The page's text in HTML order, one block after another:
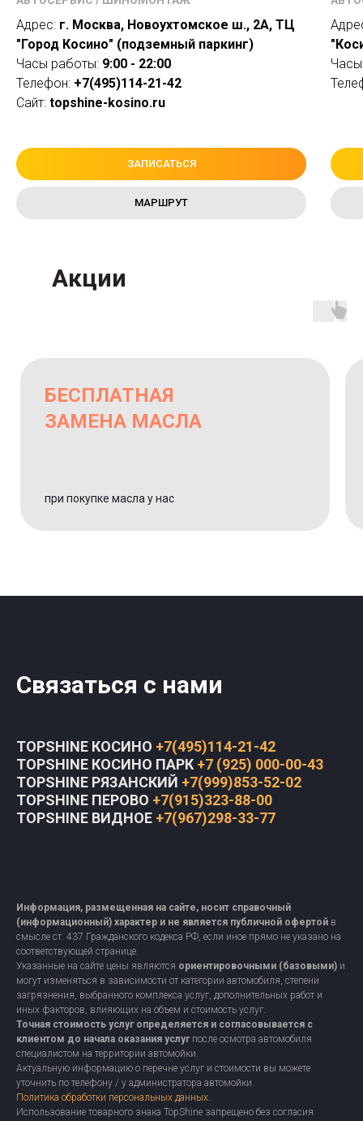
Адрес: г. Москва, Новоухтомское ш., 2А, ТЦ
"Город Косино" (подземный паркинг)
Часы работы: 9:00 - 22:00
Телефон: +7(495)114-21-42
Сайт: topshine-kosino.ru
ЗАПИСАТЬСЯ
МАРШРУТ
Акции
БЕСПЛАТНАЯ
ЗАМЕНА МАСЛА
при покупке масла у нас
Связаться с нами
TOPSHINE КОСИНО +7(495)114-21-42
TOPSHINE КОСИНО ПАРК+7 (925) 000-00-43
TOPSHINE РЯЗАНСКИЙ +7(999)853-52-02
TOPSHINE ПЕРОВО +7(915)323-88-00
TOPSHINE ВИДНОЕ +7(967)298-33-77
Информация, размещенная на сайте, носит справочный
(информационный) характер и не является публичной офертой в
смысле ст. 437 Гражданского кодекса РФ, если иное прямо не указано на
соответствующей странице.
Указанные на сайте цены являются ориентировочными (базовыми) и
могут изменяться в зависимости от категории автомобиля, степени
загрязнения, выбранного комплекса услуг, дополнительных работ и
иных факторов, влияющих на объем и стоимость услуг.
Точная стоимость услуг определяется и согласовывается с
клиентом до начала оказания услугпосле осмотра автомобиля
специалистом на территории автомойки.
Актуальную информацию о перечне услуг и стоимости вы можете
уточнить по телефону / у администратора автомойки.
Политика обработки персональных данных.
Использование товарного знака TopShine запрещено без согласия